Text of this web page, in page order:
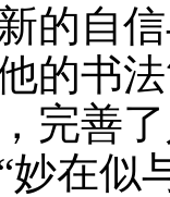
的自
的书
完善
妙在似